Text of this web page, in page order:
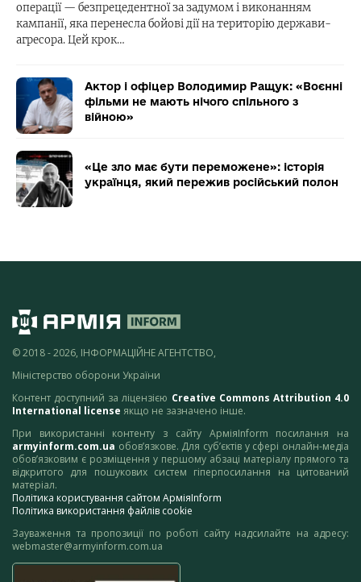
операції — безпрецедентної за задумом і виконанням
кампанії, яка перенесла бойові дії на територію держави-
агресора. Цей крок…
Актор і офіцер Володимир Ращук: «Воєнні
фільми не мають нічого спільного з
війною»
«Це зло має бути переможене»: історія
українця, який пережив російський полон
© 2018 - 2026, ІНФОРМАЦІЙНЕ АГЕНТСТВО,
Міністерство оборони України
Контент доступний за ліцензією Creative Commons Attribution 4.0
International license якщо не зазначено інше.
При використанні контенту з сайту АрміяInform посилання на
armyinform.com.ua обов’язкове. Для суб’єктів у сфері онлайн-медіа
обов’язковим є розміщення у першому абзаці матеріалу прямого та
відкритого для пошукових систем гіперпосилання на цитований
матеріал.
Політика користування сайтом АрміяInform
Політика використання файлів cookie
Зауваження та пропозиції по роботі сайту надсилайте на адресу:
webmaster@armyinform.com.ua